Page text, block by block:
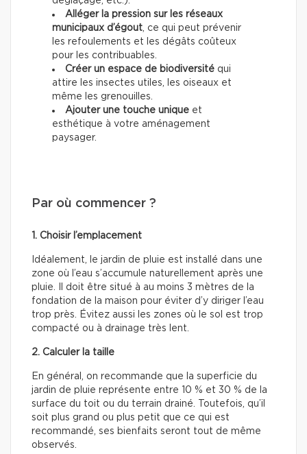
Alléger la pression sur les réseaux
municipaux d’égout, ce qui peut prévenir
les refoulements et les dégâts coûteux
pour les contribuables.
Créer un espace de biodiversité qui
attire les insectes utiles, les oiseaux et
même les grenouilles.
Ajouter une touche unique et
esthétique à votre aménagement
paysager.
Par où commencer ?
1. Choisir l’emplacement
Idéalement, le jardin de pluie est installé dans une
zone où l’eau s’accumule naturellement après une
pluie. Il doit être situé à au moins 3 mètres de la
fondation de la maison pour éviter d’y diriger l’eau
trop près. Évitez aussi les zones où le sol est trop
compacté ou à drainage très lent.
2. Calculer la taille
En général, on recommande que la superficie du
jardin de pluie représente entre 10 % et 30 % de la
surface du toit ou du terrain drainé. Toutefois, qu’il
soit plus grand ou plus petit que ce qui est
recommandé, ses bienfaits seront tout de même
observés.